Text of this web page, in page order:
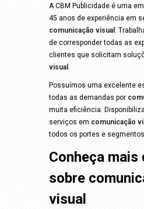
A CBM Publicidade é uma
45 anos de experiência em
comunicação visual .
de corresponder todas as
clientes que solicitam
visual .
Possuímos uma excelente
todas as demandas por
muita eficiência.
serviços em comunicação
todos os portes e
Conheça mais
sobre
visual